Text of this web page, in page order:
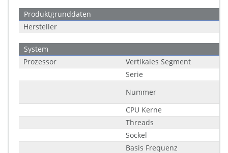
Produktgrunddaten
Hersteller
System
Prozessor
Vertikales Segment
Serie
Nummer
CPU Kerne
Threads
Sockel
Basis Frequenz